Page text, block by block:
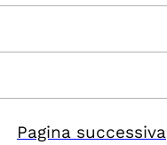
Pagina successiva